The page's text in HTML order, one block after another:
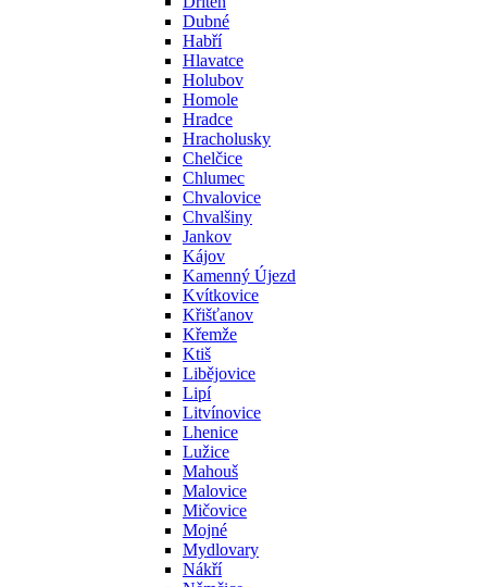
Dubné
Habří
Hlavatce
Holubov
Homole
Hradce
Hracholusky
Chelčice
Chlumec
Chvalovice
Chvalšiny
Jankov
Kájov
Kamenný Újezd
Kvítkovice
Křišťanov
Křemže
Ktiš
Libějovice
Lipí
Litvínovice
Lhenice
Lužice
Mahouš
Malovice
Mičovice
Mojné
Mydlovary
Nákří